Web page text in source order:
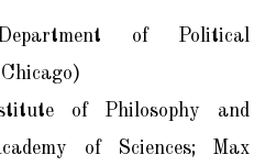
of Political
of Philosophy and
of Sciences; Max